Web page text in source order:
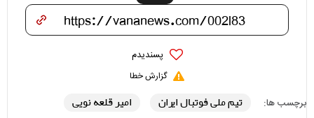
پسندیدم
گزارش خطا
برچسب ها: تیم ملی فوتبال ایران
امیر قلعه نویی